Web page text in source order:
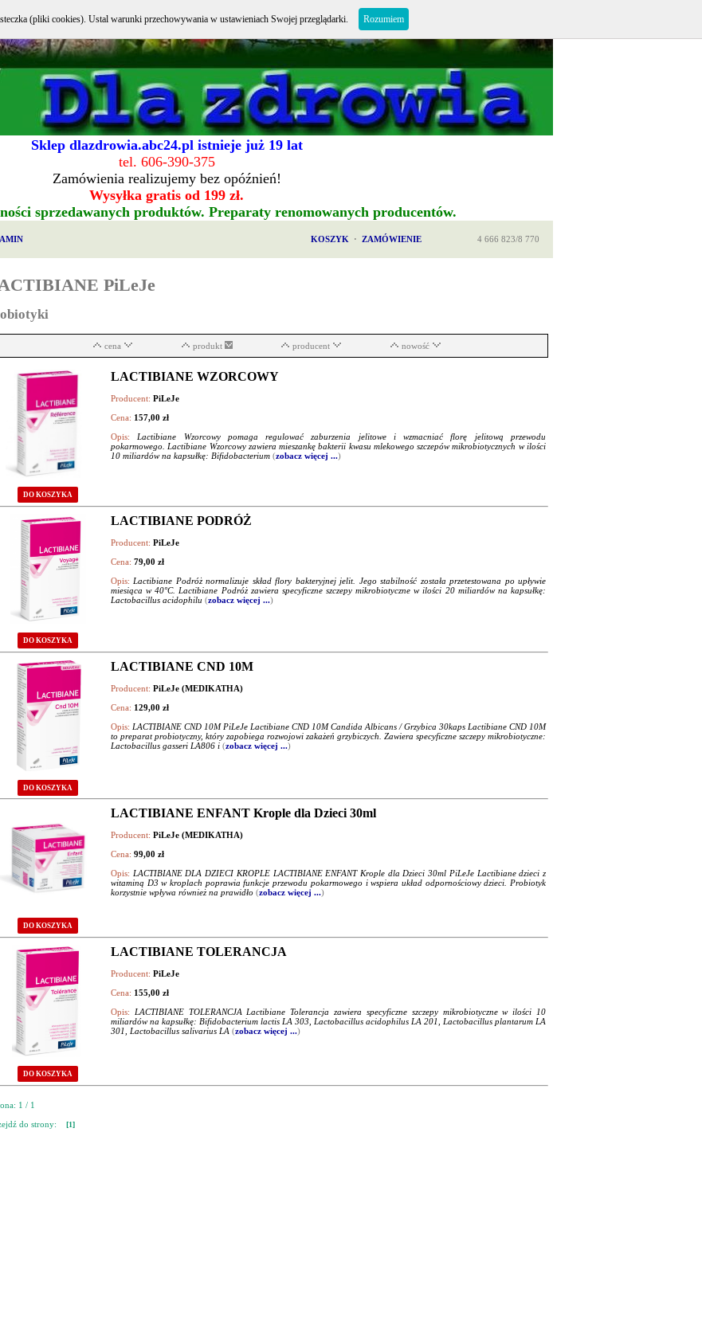
Sklep dlazdrowia.abc24.pl istnieje już 19 lat
tel. 606-390-375
Zamówienia realizujemy bez opóźnień!
Wysyłka gratis od 199 zł.
sprzedawanych produktów. Preparaty renomowanych producentów.
KOSZYK · ZAMÓWIENIE 4 666 823/8 770
PiLeJe
cena produkt producent nowość
DO KOSZYKA
LACTIBIANE WZORCOWY
Producent: PiLeJe
Cena: 157,00 zł
Opis:
Lactibiane Wzorcowy pomaga regulować zaburzenia jelitowe i wzmacniać florę jelitową przewodu
pokarmowego. Lactibiane Wzorcowy zawiera mieszankę bakterii kwasu mlekowego szczepów mikrobiotycznych w ilości
10 miliardów na kapsułkę: Bifidobacterium (zobacz więcej ...)
DO KOSZYKA
LACTIBIANE PODRÓŻ
Producent: PiLeJe
Cena: 79,00 zł
Opis: Lactibiane Podróż normalizuje skład flory bakteryjnej jelit. Jego stabilność została przetestowana po upływie
miesiąca w 40°C. Lactibiane Podróż zawiera specyficzne szczepy mikrobiotyczne w ilości 20 miliardów na kapsułkę:
Lactobacillus acidophilu (zobacz więcej ...)
DO KOSZYKA
LACTIBIANE CND 10M
Producent: PiLeJe (MEDIKATHA)
Cena: 129,00 zł
Opis: LACTIBIANE CND 10M PiLeJe Lactibiane CND 10M Candida Albicans / Grzybica 30kaps Lactibiane CND 10M
to preparat probiotyczny, który zapobiega rozwojowi zakażeń grzybiczych. Zawiera specyficzne szczepy mikrobiotyczne:
Lactobacillus gasseri LA806 i (zobacz więcej ...)
DO KOSZYKA
LACTIBIANE ENFANT Krople dla Dzieci 30ml
Producent: PiLeJe (MEDIKATHA)
Cena: 99,00 zł
Opis: LACTIBIANE DLA DZIECI KROPLE LACTIBIANE ENFANT Krople dla Dzieci 30ml PiLeJe Lactibiane dzieci z
witaminą D3 w kroplach poprawia funkcje przewodu pokarmowego i wspiera układ odpornościowy dzieci. Probiotyk
korzystnie wpływa również na prawidło (zobacz więcej ...)
DO KOSZYKA
LACTIBIANE TOLERANCJA
Producent: PiLeJe
Cena: 155,00 zł
Opis:
LACTIBIANE TOLERANCJA Lactibiane Tolerancja zawiera specyficzne szczepy mikrobiotyczne w ilości 10
miliardów na kapsułkę: Bifidobacterium lactis LA 303, Lactobacillus acidophilus LA 201, Lactobacillus plantarum LA
301, Lactobacillus salivarius LA (zobacz więcej ...)
1 / 1
do strony:
[1]
(pliki cookies). Ustal warunki przechowywania w ustawieniach Swojej przeglądarki. Rozumiem